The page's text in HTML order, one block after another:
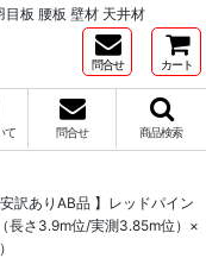
板 腰板 壁材 天井材
問合せ カート
て 問合せ 商品検索
訳ありAB品 】レッドパイン
長さ3.9m位/実測3.85m位）×